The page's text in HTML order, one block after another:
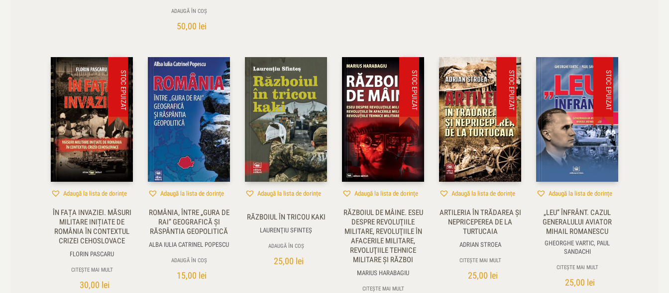
ADAUGĂ ÎN COȘ
50,00 lei
STOC EPUIZAT
Adaugă la lista de dorințe
ÎN FAȚA INVAZIEI. MĂSURI
MILITARE INIȚIATE DE
ROMÂNIA ÎN CONTEXTUL
CRIZEI CEHOSLOVACE
FLORIN PASCARU
CITEȘTE MAI MULT
30,00 lei
Adaugă la lista de dorințe
ROMÂNIA, ÎNTRE „GURA DE
RAI” GEOGRAFICĂ ŞI
RĂSPÂNTIA GEOPOLITICĂ
ALBA IULIA CATRINEL POPESCU
ADAUGĂ ÎN COȘ
15,00 lei
Adaugă la lista de dorințe
RĂZBOIUL ÎN TRICOU KAKI
LAURENŢIU SFINTEȘ
ADAUGĂ ÎN COȘ
25,00 lei
STOC EPUIZAT
Adaugă la lista de dorințe
RĂZBOIUL DE MÂINE. ESEU
DESPRE REVOLUŢIILE
MILITARE, REVOLUŢIILE ÎN
AFACERILE MILITARE,
REVOLUŢIILE TEHNICE
MILITARE ŞI RĂZBOI
MARIUS HARABAGIU
CITEȘTE MAI MULT
STOC EPUIZAT
Adaugă la lista de dorințe
ARTILERIA ÎN TRĂDAREA ȘI
NEPRICEPEREA DE LA
TURTUCAIA
ADRIAN STROEA
CITEȘTE MAI MULT
25,00 lei
STOC EPUIZAT
Adaugă la lista de dorințe
„LEU” ÎNFRÂNT. CAZUL
GENERALULUI AVIATOR
MIHAIL ROMANESCU
GHEORGHE VARTIC, PAUL
SANDACHI
CITEȘTE MAI MULT
25,00 lei